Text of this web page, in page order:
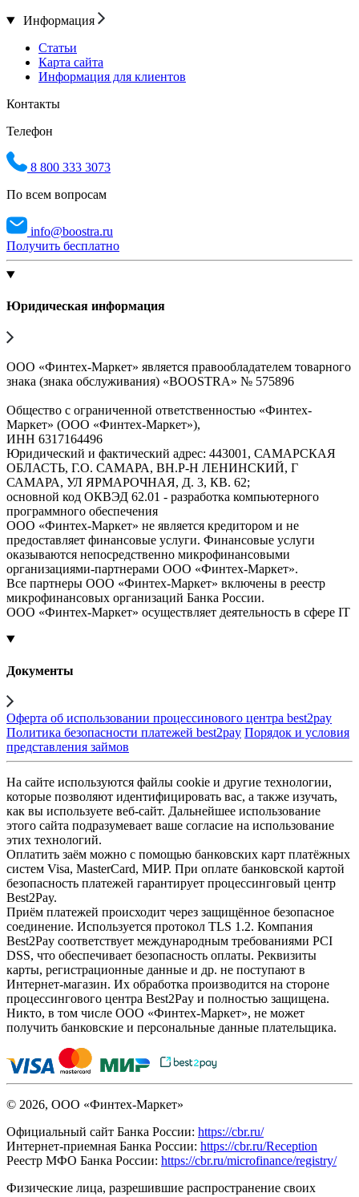
Информация
Статьи
Карта сайта
Информация для клиентов
Контакты
Телефон
8 800 333 3073
По всем вопросам
info@boostra.ru
Получить бесплатно
Юридическая информация
ООО «Финтех-Маркет» является правообладателем товарного
знака (знака обслуживания) «BOOSTRA» № 575896
Общество с ограниченной ответственностью «Финтех-
Маркет» (ООО «Финтех-Маркет»),
ИНН 6317164496
Юридический и фактический адрес: 443001, САМАРСКАЯ
ОБЛАСТЬ, Г.О. САМАРА, ВН.Р-Н ЛЕНИНСКИЙ, Г
САМАРА, УЛ ЯРМАРОЧНАЯ, Д. 3, КВ. 62;
основной код ОКВЭД 62.01 - разработка компьютерного
программного обеспечения
ООО «Финтех-Маркет» не является кредитором и не
предоставляет финансовые услуги. Финансовые услуги
оказываются непосредственно микрофинансовыми
организациями-партнерами ООО «Финтех-Маркет».
Все партнеры ООО «Финтех-Маркет» включены в реестр
микрофинансовых организаций Банка России.
ООО «Финтех-Маркет» осуществляет деятельность в сфере IT
Документы
Оферта об использовании процессинового центра best2pay
Политика безопасности платежей best2pay Порядок и условия
представления займов
На сайте используются файлы cookie и другие технологии,
которые позволяют идентифицировать вас, а также изучать,
как вы используете веб-сайт. Дальнейшее использование
этого сайта подразумевает ваше согласие на использование
этих технологий.
Оплатить заём можно с помощью банковских карт платёжных
систем Visa, MasterCard, МИР. При оплате банковской картой
безопасность платежей гарантирует процессинговый центр
Best2Pay.
Приём платежей происходит через защищённое безопасное
соединение. Используется протокол TLS 1.2. Компания
Best2Pay соответствует международным требованиями PCI
DSS, что обеспечивает безопасность оплаты. Реквизиты
карты, регистрационные данные и др. не поступают в
Интернет-магазин. Их обработка производится на стороне
процессингового центра Best2Pay и полностью защищена.
Никто, в том числе ООО «Финтех-Маркет», не может
получить банковские и персональные данные плательщика.
© 2026, ООО «Финтех-Маркет»
Официальный сайт Банка России: https://cbr.ru/
Интернет-приемная Банка России: https://cbr.ru/Reception
Реестр МФО Банка России: https://cbr.ru/microfinance/registry/
Физические лица, разрешившие распространение своих